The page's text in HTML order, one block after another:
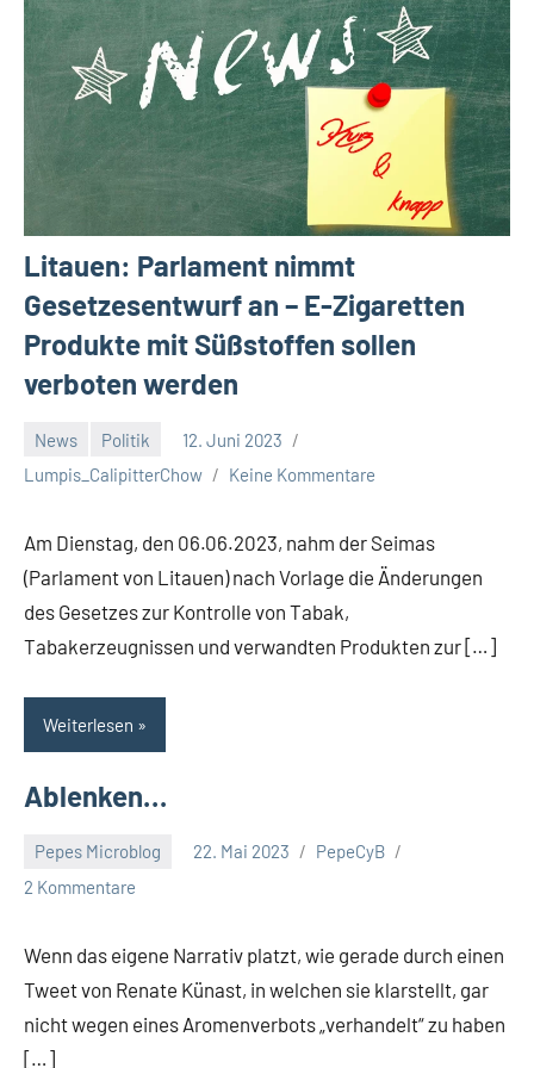
Litauen: Parlament nimmt
Gesetzesentwurf an – E-Zigaretten
Produkte mit Süßstoffen sollen
verboten werden
News Politik
12. Juni 2023
Lumpis_CalipitterChow
Keine Kommentare
Am Dienstag, den 06.06.2023, nahm der Seimas
(Parlament von Litauen) nach Vorlage die Änderungen
des Gesetzes zur Kontrolle von Tabak,
Tabakerzeugnissen und verwandten Produkten zur […]
Weiterlesen
Ablenken…
Pepes Microblog 22. Mai 2023
PepeCyB
2 Kommentare
Wenn das eigene Narrativ platzt, wie gerade durch einen
Tweet von Renate Künast, in welchen sie klarstellt, gar
nicht wegen eines Aromenverbots „verhandelt“ zu haben
[…]